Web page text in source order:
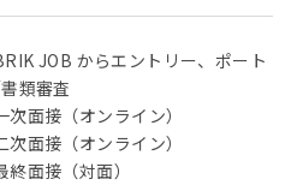
JOB からエントリー、ポート
類審査
面接（オンライン）
面接（オンライン）
面接（対面）